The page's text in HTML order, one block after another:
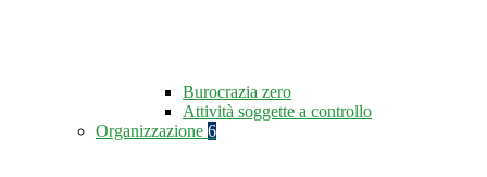
Burocrazia zero
Attività soggette a controllo
Organizzazione 6